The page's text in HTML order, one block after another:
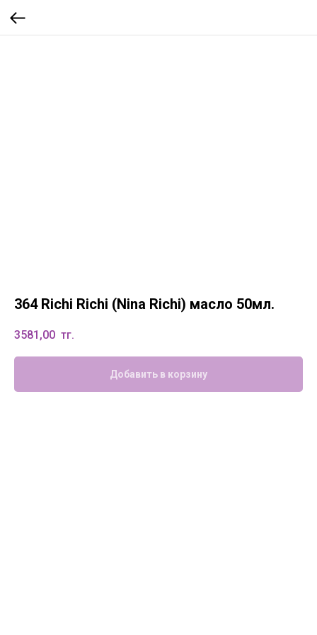
364 Richi Richi (Nina Richi) масло 50мл.
3581,00 тг.
Добавить в корзину